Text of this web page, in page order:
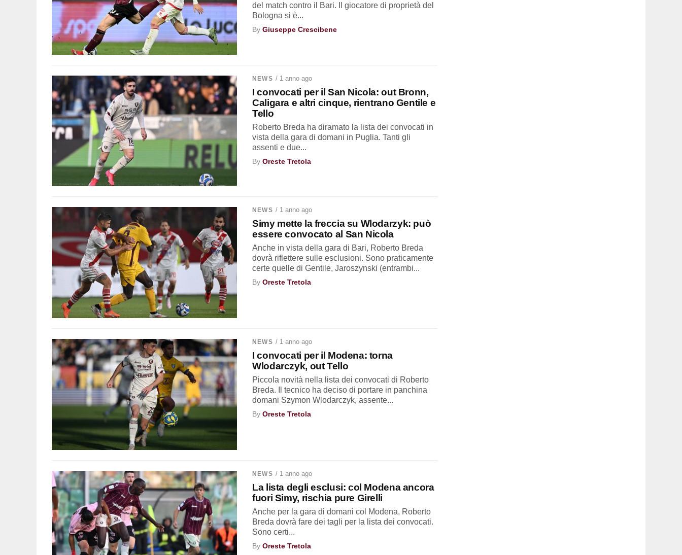
del match contro il Bari. Il giocatore di proprietà del
Bologna si è...
ByGiuseppe Crescibene
NEWS / 1 anno ago
I convocati per il San Nicola: out Bronn,
Caligara e altri cinque, rientrano Gentile e
Tello
Roberto Breda ha diramato la lista dei convocati in
vista della gara di domani in Puglia. Tanti gli
assenti e due...
ByOreste Tretola
NEWS / 1 anno ago
Simy mette la freccia su Wlodarzyk: può
essere convocato al San Nicola
Anche in vista della gara di Bari, Roberto Breda
dovrà riflettere sulle esclusioni. Sono praticamente
certe quelle di Gentile, Jaroszynski (entrambi...
ByOreste Tretola
NEWS / 1 anno ago
I convocati per il Modena: torna
Wlodarczyk, out Tello
Piccola novità nella lista dei convocati di Roberto
Breda. Il tecnico ha deciso di portare in panchina
domani Szymon Wlodarczyk, assente...
ByOreste Tretola
NEWS / 1 anno ago
La lista degli esclusi: col Modena ancora
fuori Simy, rischia pure Girelli
Anche per la gara di domani col Modena, Roberto
Breda dovrà fare dei tagli per la lista dei convocati.
Sono certi...
ByOreste Tretola